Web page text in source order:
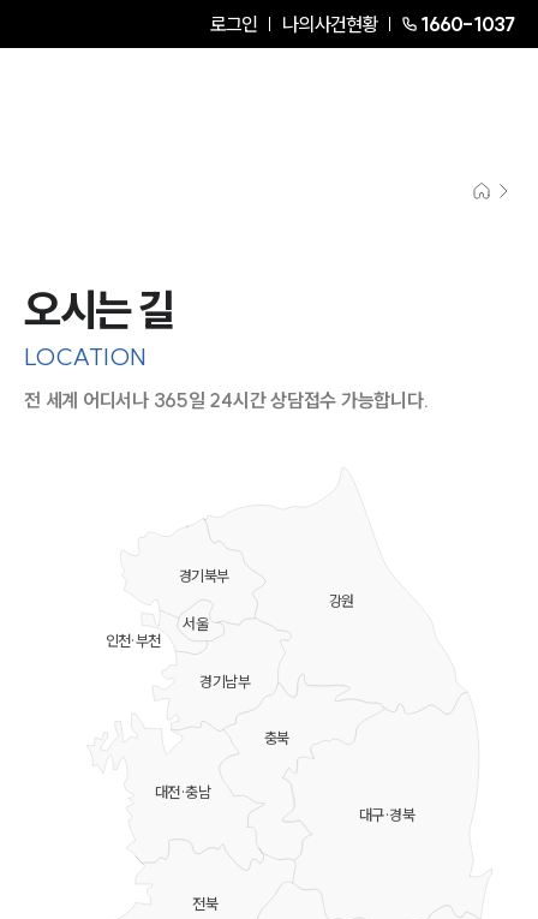
로그인 나의사건현황 1660-1037
오시는 길
LOCATION
전 세계 어디서나 365일 24시간 상담접수 가능합니다.
강원
충북
대전·충남
대구·경북
전북
경기북부
경기남부
서울
인천·부천